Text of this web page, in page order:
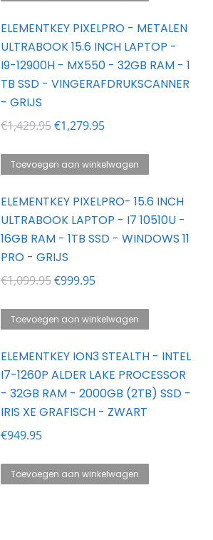
ELEMENTKEY PIXELPRO - METALEN
ULTRABOOK 15.6 INCH LAPTOP -
I9-12900H - MX550 - 32GB RAM - 1
TB SSD - VINGERAFDRUKSCANNER
- GRIJS
€1,429.95Oorspronkelijke
was:
€1,279.95Huidige
is:
Toevoegen aan winkelwagen
ELEMENTKEY PIXELPRO- 15.6 INCH
ULTRABOOK LAPTOP - I7 10510U -
16GB RAM - 1TB SSD - WINDOWS 11
PRO - GRIJS
€1,099.95Oorspronkelijke
was:
€999.95Huidige
is:
Toevoegen aan winkelwagen
ELEMENTKEY ION3 STEALTH - INTEL
I7-1260P ALDER LAKE PROCESSOR
- 32GB RAM - 2000GB (2TB) SSD -
IRIS XE GRAFISCH - ZWART
€949.95
Toevoegen aan winkelwagen